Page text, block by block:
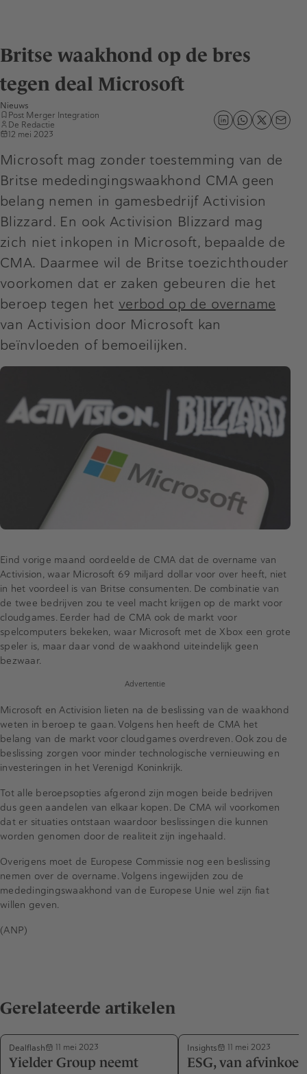
Britse waakhond op de bres
tegen deal Microsoft
Nieuws
Post Merger Integration
De Redactie
12 mei 2023
Microsoft mag zonder toestemming van de
Britse mededingingswaakhond CMA geen
belang nemen in gamesbedrijf Activision
Blizzard. En ook Activision Blizzard mag
zich niet inkopen in Microsoft, bepaalde de
CMA. Daarmee wil de Britse toezichthouder
voorkomen dat er zaken gebeuren die het
beroep tegen het verbod op de overname
van Activision door Microsoft kan
beïnvloeden of bemoeilijken.
Eind vorige maand oordeelde de CMA dat de overname van
Activision, waar Microsoft 69 miljard dollar voor over heeft, niet
in het voordeel is van Britse consumenten. De combinatie van
de twee bedrijven zou te veel macht krijgen op de markt voor
cloudgames. Eerder had de CMA ook de markt voor
spelcomputers bekeken, waar Microsoft met de Xbox een grote
speler is, maar daar vond de waakhond uiteindelijk geen
bezwaar.
Advertentie
Microsoft en Activision lieten na de beslissing van de waakhond
weten in beroep te gaan. Volgens hen heeft de CMA het
belang van de markt voor cloudgames overdreven. Ook zou de
beslissing zorgen voor minder technologische vernieuwing en
investeringen in het Verenigd Koninkrijk.
Tot alle beroepsopties afgerond zijn mogen beide bedrijven
dus geen aandelen van elkaar kopen. De CMA wil voorkomen
dat er situaties ontstaan waardoor beslissingen die kunnen
worden genomen door de realiteit zijn ingehaald.
Overigens moet de Europese Commissie nog een beslissing
nemen over de overname. Volgens ingewijden zou de
mededingingswaakhond van de Europese Unie wel zijn fiat
willen geven.
(ANP)
Gerelateerde artikelen
Dealflash 11 mei 2023
Yielder Group neemt
Insights 11 mei 2023
ESG, van